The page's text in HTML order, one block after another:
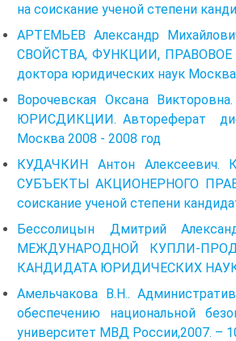
на соискание ученой степени
АРТЕМЬЕВ Александр
СВОЙСТВА, ФУНКЦИИ, ПРАВОВОЕ
доктора юридических наук
Ворочевская Оксана
ЮРИСДИКЦИИ. Автореферат
Москва 2008 - 2008 год
КУДАЧКИН Антон
СУБЪЕКТЫ АКЦИОНЕРНОГО
соискание ученой степени
Бессолицын Дмитрий
МЕЖДУНАРОДНОЙ КУПЛИ-
КАНДИДАТА ЮРИДИЧЕСКИХ НАУК.
Амельчакова В.Н..
обеспечению национальной
университет МВД России,2007. –